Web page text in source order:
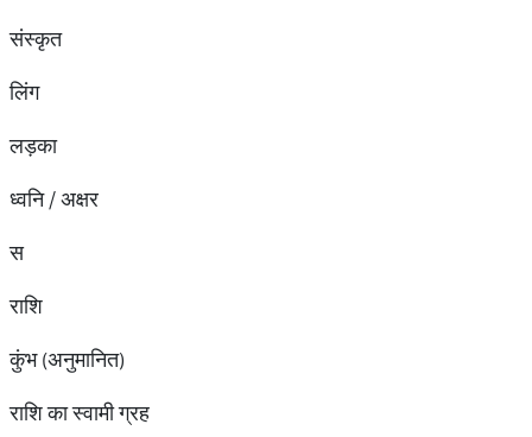
संस्कृत
लिंग
लड़का
ध्वनि / अक्षर
स
राशि
कुंभ (अनुमानित)
राशि का स्वामी ग्रह